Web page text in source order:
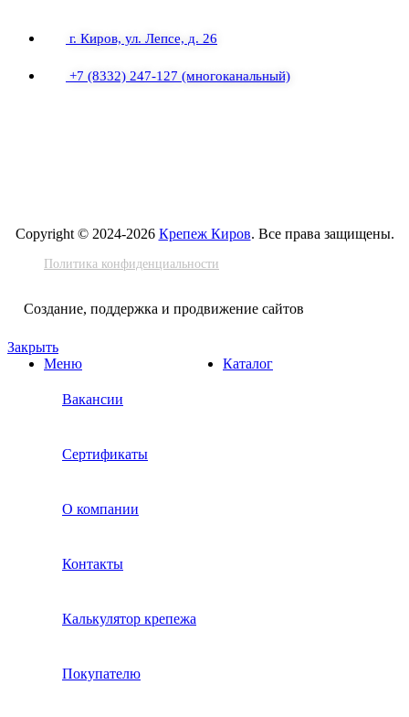
г. Киров, ул. Лепсе, д. 26
+7 (8332) 247-127 (многоканальный)
Copyright © 2024-2026 Крепеж Киров. Все права защищены.
Политика конфиденциальности
Создание, поддержка и продвижение сайтов
Закрыть
Меню
Каталог
Вакансии
Сертификаты
О компании
Контакты
Калькулятор крепежа
Покупателю